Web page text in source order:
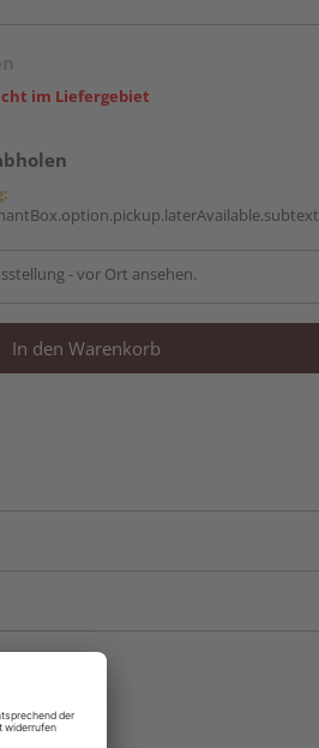
im Liefergebiet
- vor Ort ansehen.
In den Warenkorb